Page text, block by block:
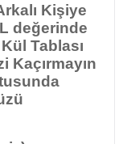
Kişiye
değerinde
Tablası
Kaçırmayın